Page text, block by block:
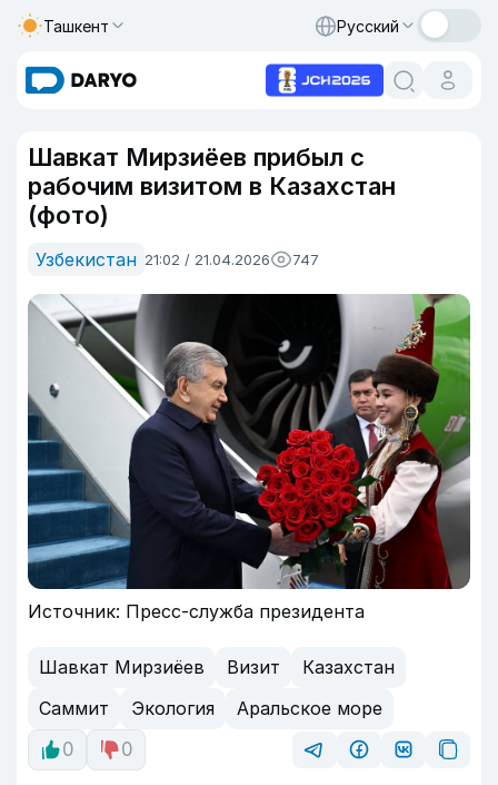
Ташкент Русский
Шавкат Мирзиёев прибыл с
рабочим визитом в Казахстан
(фото)
Узбекистан 21:02 / 21.04.2026 747
Источник: Пресс-служба президента
Шавкат Мирзиёев Визит
Казахстан
Саммит
Экология
Аральское море
0
0